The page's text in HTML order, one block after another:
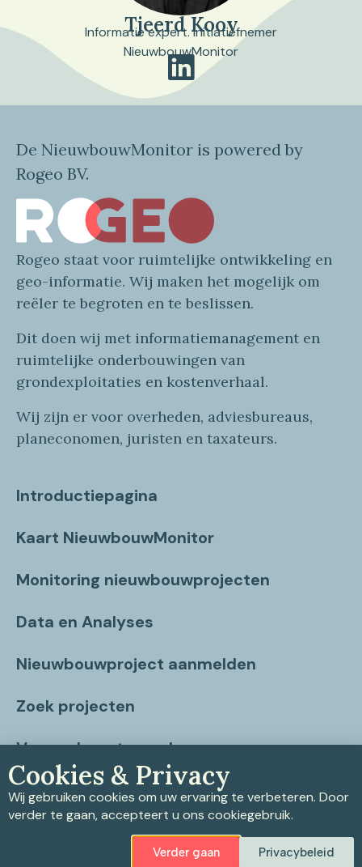
Tjeerd Kooy
Informatie expert. Initiatiefnemer
NieuwbouwMonitor
De NieuwbouwMonitor is powered by
Rogeo BV.
Rogeo staat voor ruimtelijke ontwikkeling en
geo-informatie. Wij maken het mogelijk om
reëler te begroten en te beslissen.
Dit doen wij met informatiemanagement en
ruimtelijke onderbouwingen van
grondexploitaties en kostenverhaal.
Wij zijn er voor overheden, adviesbureaus,
planeconomen, juristen en taxateurs.
Introductiepagina
Kaart NieuwbouwMonitor
Monitoring nieuwbouwprojecten
Data en Analyses
Nieuwbouwproject aanmelden
Zoek projecten
Vragen beantwoord
Contact
Cookiebeleid
Cookies & Privacy
Wij gebruiken cookies om uw ervaring te verbeteren. Door
verder te gaan, accepteert u ons cookiegebruik.
Verder gaan Privacybeleid